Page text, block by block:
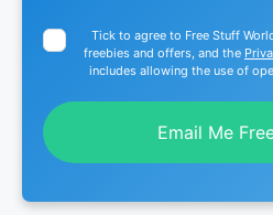
Tick to agree to Free Stuff
freebies and offers, and the
includes allowing the use of
Email Me